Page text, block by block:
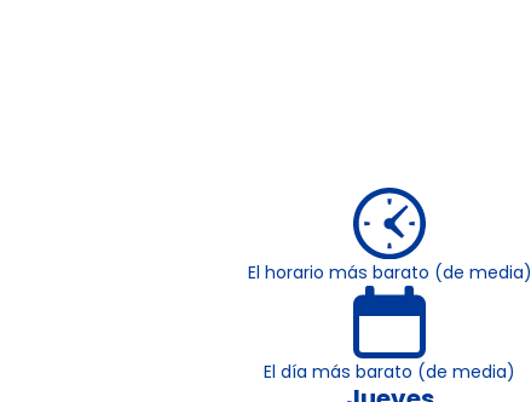
El horario más barato (de media)
El día más barato (de media)